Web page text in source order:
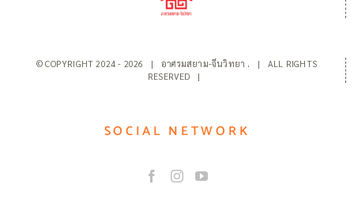
© COPYRIGHT 2024 - 2026 | อาศรมสยาม-จีนวิทยา .
| ALL RIGHTS
RESERVED |
SOCIAL NETWORK